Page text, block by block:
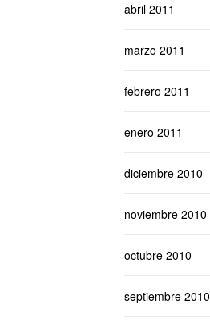
abril 2011
marzo 2011
febrero 2011
enero 2011
diciembre 2010
noviembre 2010
octubre 2010
septiembre 2010